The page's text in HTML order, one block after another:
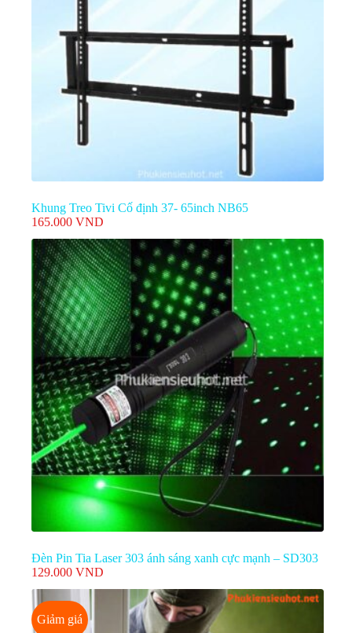
Khung Treo Tivi Cố định 37- 65inch NB65
165.000 VND
Đèn Pin Tia Laser 303 ánh sáng xanh cực mạnh – SD303
129.000 VND
Giảm giá